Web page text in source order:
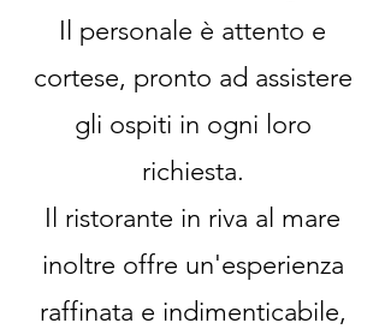
Il personale è attento e
cortese, pronto ad assistere
gli ospiti in ogni loro
richiesta.
Il ristorante in riva al mare
inoltre offre un'esperienza
raffinata e indimenticabile,